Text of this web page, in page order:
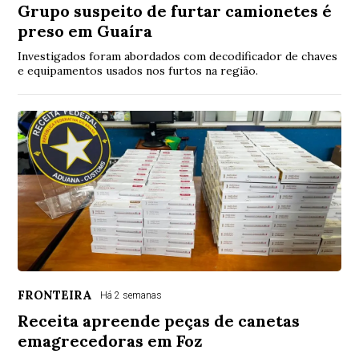
Grupo suspeito de furtar camionetes é
preso em Guaíra
Investigados foram abordados com decodificador de chaves
e equipamentos usados nos furtos na região.
FRONTEIRA Há 2 semanas
Receita apreende peças de canetas
emagrecedoras em Foz